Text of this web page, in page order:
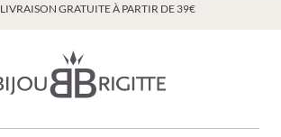
LIVRAISON GRATUITE À PARTIR DE 39€